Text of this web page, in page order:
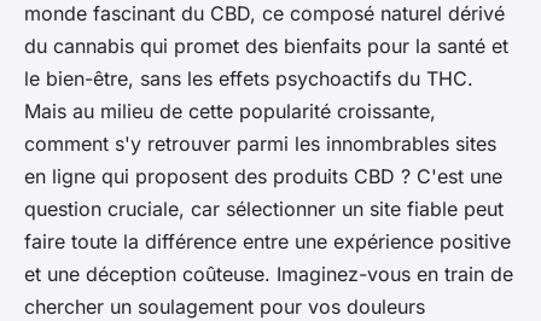
monde fascinant du CBD, ce composé naturel dérivé
du cannabis qui promet des bienfaits pour la santé et
le bien-être, sans les effets psychoactifs du THC.
Mais au milieu de cette popularité croissante,
comment s'y retrouver parmi les innombrables sites
en ligne qui proposent des produits CBD ? C'est une
question cruciale, car sélectionner un site fiable peut
faire toute la différence entre une expérience positive
et une déception coûteuse. Imaginez-vous en train de
chercher un soulagement pour vos douleurs